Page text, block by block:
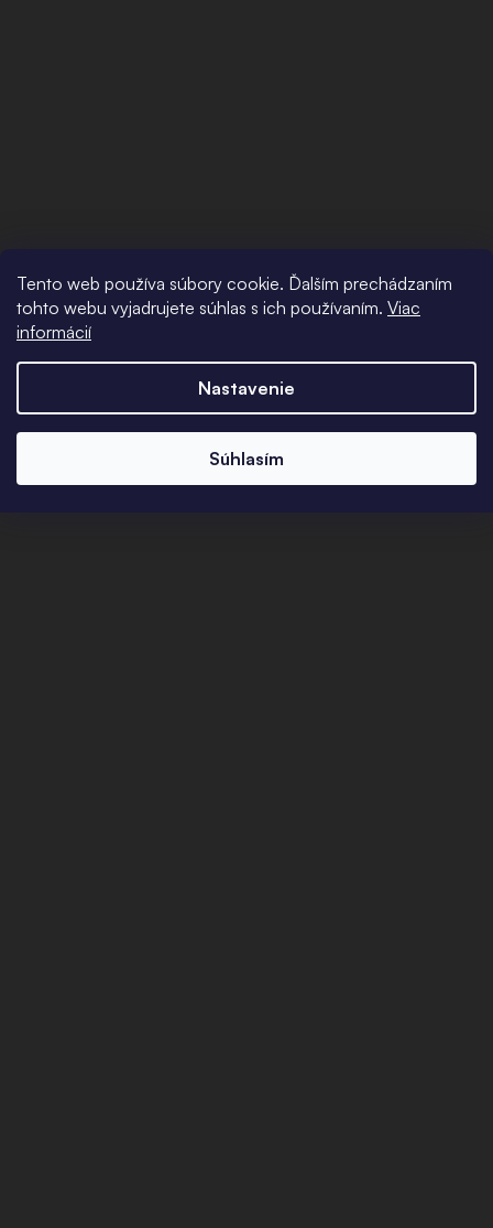
Tento web používa súbory cookie. Ďalším prechádzaním
tohto webu vyjadrujete súhlas s ich používaním. Viac
informácií
Nastavenie
Súhlasím